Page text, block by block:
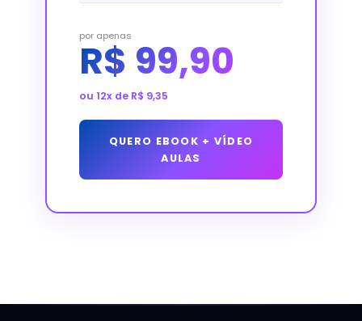
por apenas
R$ 99,90
ou 12x de R$ 9,35
QUERO EBOOK + VÍDEO
AULAS